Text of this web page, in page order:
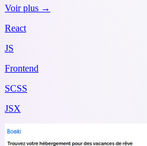
Voir plus →
React
JS
Frontend
SCSS
JSX